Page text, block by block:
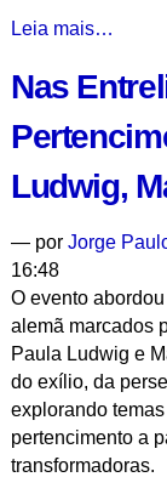
Os
de
de
Depois
Virada
Filológica:
Novas
Fontes
e
Balanços
Incomuns
-
Leia mais…
Nas
Ludwig,
— por Jorge
16:48
O evento
alemã marcados
Paula Ludwig e
do exílio, da
explorando
pertencimento a
transformadoras.